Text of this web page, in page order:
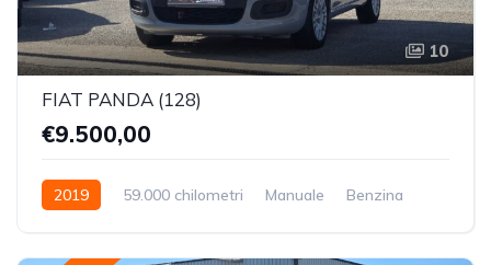
10
FIAT PANDA (128)
€9.500,00
2019 59.000 chilometri Manuale
Benzina